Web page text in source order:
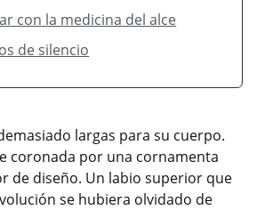
con la medicina del alce
de silencio
largas para su cuerpo.
coronada por una cornamenta
de diseño. Un labio superior que
se hubiera olvidado de